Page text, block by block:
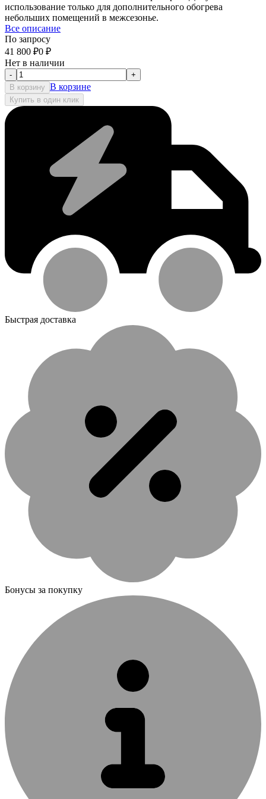
использование только для дополнительного обогрева
небольших помещений в межсезонье.
Все описание
По запросу
41 800 ₽0 ₽
Нет в наличии
-
+
В корзину В корзине
Купить в один клик
Быстрая доставка
Бонусы за покупку